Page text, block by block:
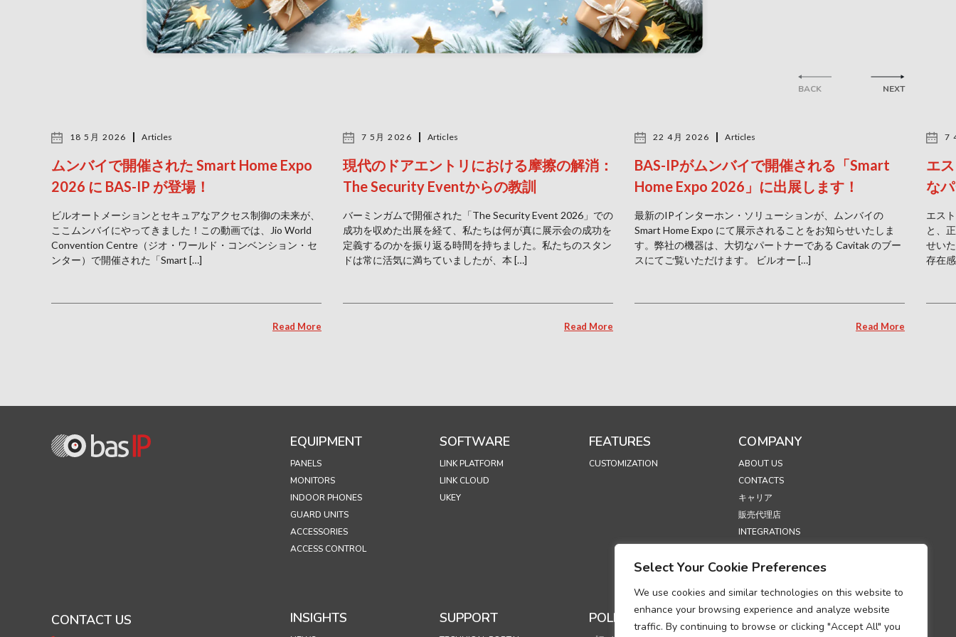
Select Your Cookie Preferences
We use cookies and similar technologies on this website to
enhance your browsing experience and analyze website
traffic. By continuing to browse or clicking "Accept All" you
BACK
18 5月 2026 Articles
ムンバイで開催された Smart Home Expo
2026 に BAS-IP が登場！
ビルオートメーションとセキュアなアクセス制御の未来が、
ここムンバイにやってきました！この動画では、Jio World
Convention Centre（ジオ・ワールド・コンベンション・セ
ンター）で開催された「Smart […]
Read More
7 5月 2026 Articles
現代のドアエントリにおける摩擦の解消：
The Security Eventからの教訓
バーミンガムで開催された「The Security Event 2026」での
成功を収めた出展を経て、私たちは何が真に展示会の成功を
定義するのかを振り返る時間を持ちました。私たちのスタン
ドは常に活気に満ちていましたが、本 […]
Read More
22 4月 2026 Articles
BAS-IPがムンバイで開催される「Smart
Home Expo 2026」に出展します！
最新のIPインターホン・ソリューションが、ムンバイの
Smart Home Expo にて展示されることをお知らせいたしま
す。弊社の機器は、大切なパートナーである Cavitak のブー
スにてご覧いただけます。 ビルオー […]
Read More
7
エ
な
エス
と、
せい
存在
NEXT
CONTACT US
EQUIPMENT
PANELS
MONITORS
INDOOR PHONES
GUARD UNITS
ACCESSORIES
ACCESS CONTROL
SOFTWARE
LINK PLATFORM
LINK CLOUD
UKEY
FEATURES
CUSTOMIZATION
COMPANY
ABOUT US
CONTACTS
キャリア
販売代理店
INTEGRATIONS
展示会
INSIGHTS SUPPORT POLICIES